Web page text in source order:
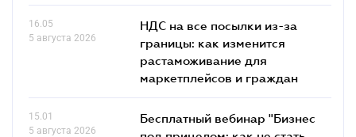
16.05
5 августа 2026
НДС на все посылки из-за
границы: как изменится
растаможивание для
маркетплейсов и граждан
15.01
5 августа 2026
Бесплатный вебинар "Бизнес